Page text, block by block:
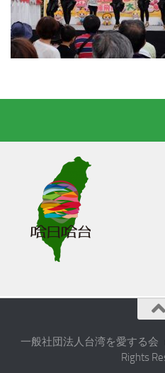
一般社団法人台湾を愛する会
Rights